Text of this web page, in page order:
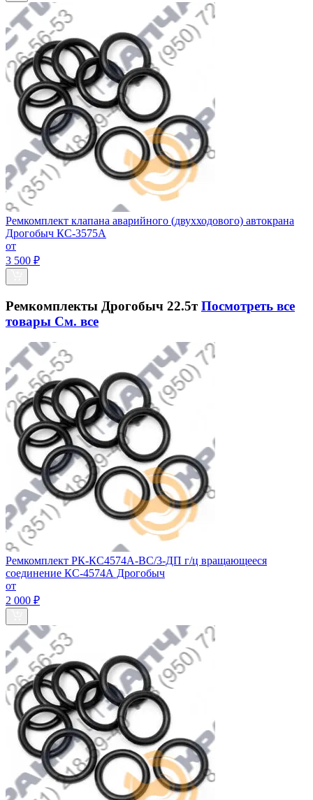
Ремкомплект клапана аварийного (двухходового) автокрана
Дрогобыч КС-3575А
от
3 500 ₽
Ремкомплекты Дрогобыч 22.5тПосмотреть все
товары См. все
Ремкомплект РК-КС4574А-ВС/3-ДП г/ц вращающееся
соединение КС-4574А Дрогобыч
от
2 000 ₽